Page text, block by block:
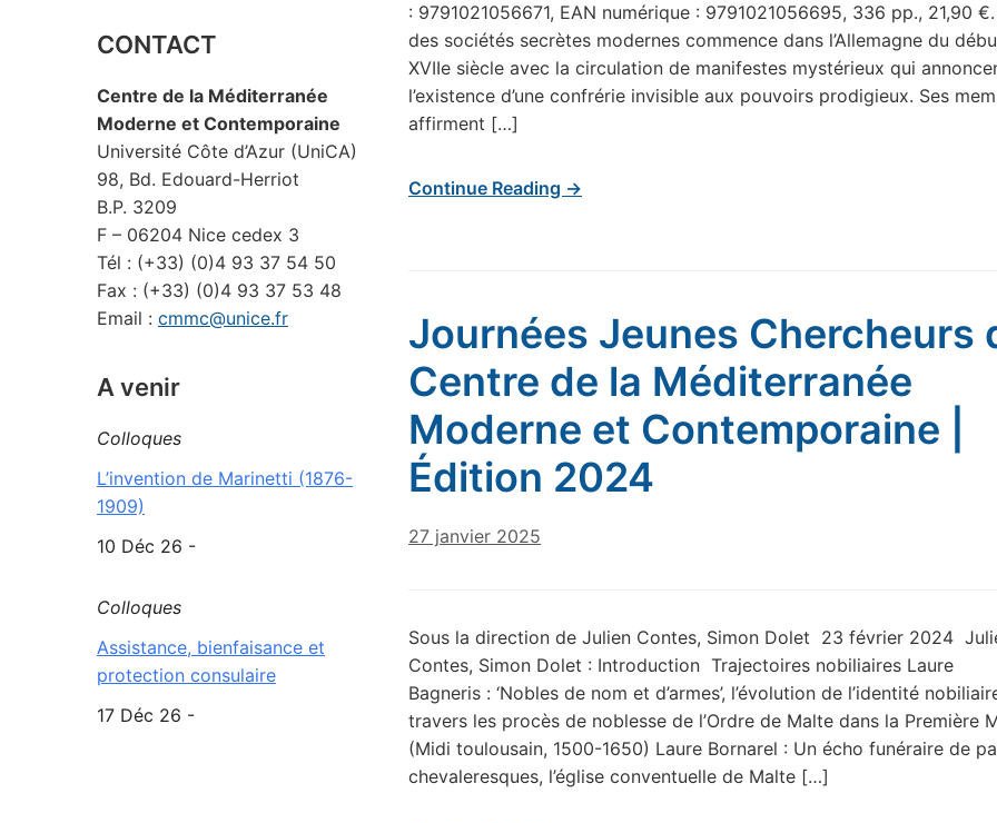
CONTACT
Centre de la Méditerranée
Moderne et Contemporaine
Université Côte d’Azur (UniCA)
98, Bd. Edouard-Herriot
B.P. 3209
F – 06204 Nice cedex 3
Tél : (+33) (0)4 93 37 54 50
Fax : (+33) (0)4 93 37 53 48
Email : cmmc@unice.fr
A venir
Colloques
L’invention de Marinetti (1876-
1909)
10 Déc 26 -
Colloques
Assistance, bienfaisance et
protection consulaire
17 Déc 26 -
: 9791021056671, EAN numérique : 9791021056695, 336 pp., 21,90 €.
des sociétés secrètes modernes commence dans l’Allemagne du
XVIIe siècle avec la circulation de manifestes mystérieux qui
l’existence d’une confrérie invisible aux pouvoirs prodigieux. Ses
affirment […]
Continue Reading →
Journées Jeunes Chercheurs
Centre de la Méditerranée
Moderne et Contemporaine |
Édition 2024
27 janvier 2025
Sous la direction de Julien Contes, Simon Dolet 23 février 2024
Contes, Simon Dolet : Introduction Trajectoires nobiliaires Laure
Bagneris : ‘Nobles de nom et d’armes’, l’évolution de l’identité
travers les procès de noblesse de l’Ordre de Malte dans la Première
(Midi toulousain, 1500-1650) Laure Bornarel : Un écho funéraire de
chevaleresques, l’église conventuelle de Malte […]